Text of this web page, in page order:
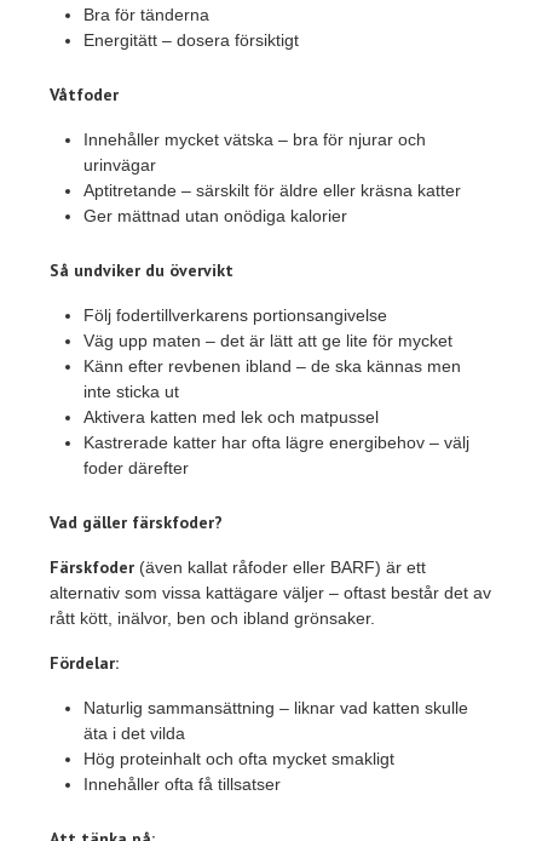
Bra för tänderna
Energitätt – dosera försiktigt
Våtfoder
Innehåller mycket vätska – bra för njurar och
urinvägar
Aptitretande – särskilt för äldre eller kräsna katter
Ger mättnad utan onödiga kalorier
Så undviker du övervikt
Följ fodertillverkarens portionsangivelse
Väg upp maten – det är lätt att ge lite för mycket
Känn efter revbenen ibland – de ska kännas men
inte sticka ut
Aktivera katten med lek och matpussel
Kastrerade katter har ofta lägre energibehov – välj
foder därefter
Vad gäller färskfoder?
Färskfoder (även kallat råfoder eller BARF) är ett
alternativ som vissa kattägare väljer – oftast består det av
rått kött, inälvor, ben och ibland grönsaker.
Fördelar:
Naturlig sammansättning – liknar vad katten skulle
äta i det vilda
Hög proteinhalt och ofta mycket smakligt
Innehåller ofta få tillsatser